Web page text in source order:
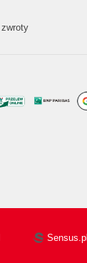
Sensus.pl